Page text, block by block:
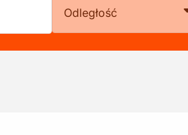
Odległość